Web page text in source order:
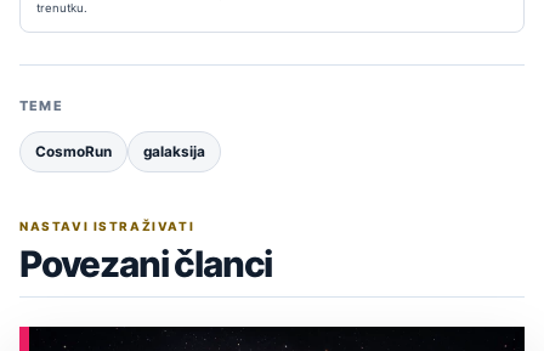
trenutku.
TEME
CosmoRun galaksija
NASTAVI ISTRAŽIVATI
Povezani članci